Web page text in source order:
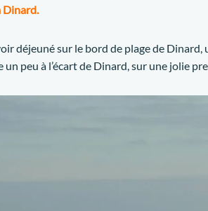
Dinard.
déjeuné sur le bord de plage de Dinard,
un peu à l’écart de Dinard, sur une jolie